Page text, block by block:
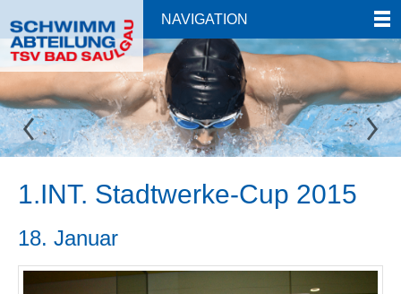
NAVIGATION
1.INT. Stadtwerke-Cup 2015
18. Januar